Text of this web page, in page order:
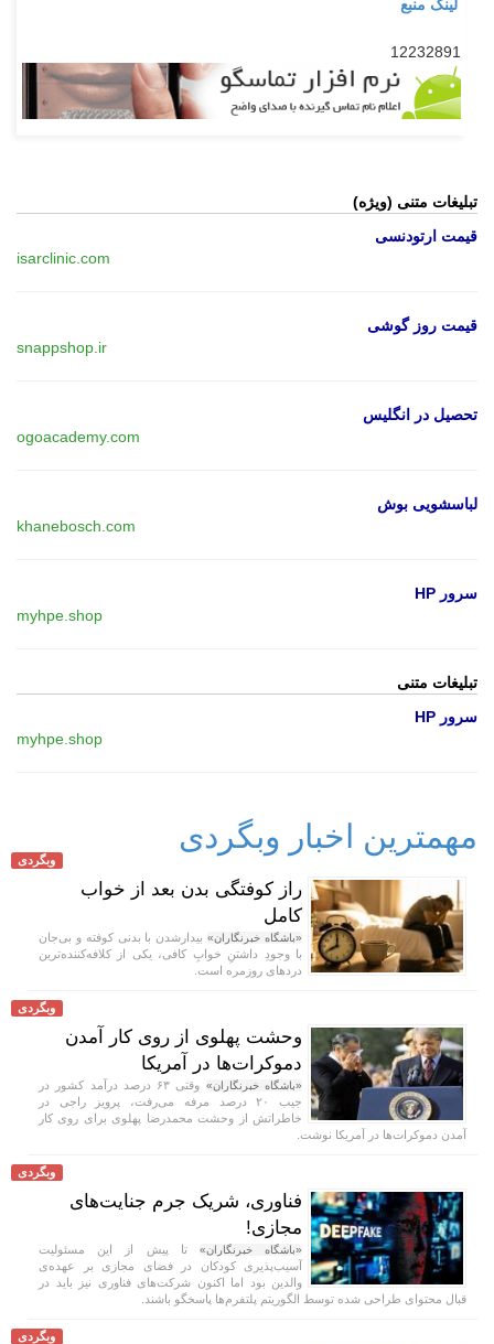
لینک منبع
12232891
تبلیغات متنی (ویژه)
قیمت ارتودنسی
isarclinic.com
قیمت روز گوشی
snappshop.ir
تحصیل در انگلیس
ogoacademy.com
لباسشویی بوش
khanebosch.com
سرور HP
myhpe.shop
تبلیغات متنی
سرور HP
myhpe.shop
مهمترین اخبار وبگردی
وبگردی
راز کوفتگی بدن بعد از خواب
کامل
«باشگاه خبرنگاران»بیدارشدن با بدنی کوفته و بی‌جان
با وجودِ داشتنِ خوابِ کافی، یکی از کلافه‌کننده‌ترین
دردهای روزمره است.
وبگردی
وحشت پهلوی از روی کار آمدن
دموکرات‌ها در آمریکا
«باشگاه خبرنگاران»
وقتی ۶۳ درصد درآمد کشور در
جیب ۲۰ درصد مرفه می‌رفت، پرویز راجی در
خاطراتش از وحشت محمدرضا پهلوی برای روی کار
آمدن دموکرات‌ها در آمریکا نوشت.
وبگردی
فناوری، شریک جرم جنایت‌های
مجازی!
«باشگاه خبرنگاران» تا پیش از این مسئولیت
آسیب‌پذیری کودکان در فضای مجازی بر عهده‌ی
والدین بود اما اکنون شرکت‌های فناوری نیز باید در
قبال محتوای طراحی شده توسط الگوریتم‌ پلتفرم‌ها پاسخگو باشند.
وبگردی